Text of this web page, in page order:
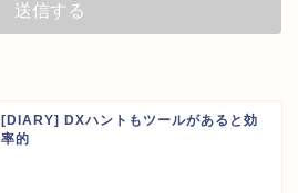
[DIARY] DXハントもツールがあると効
率的